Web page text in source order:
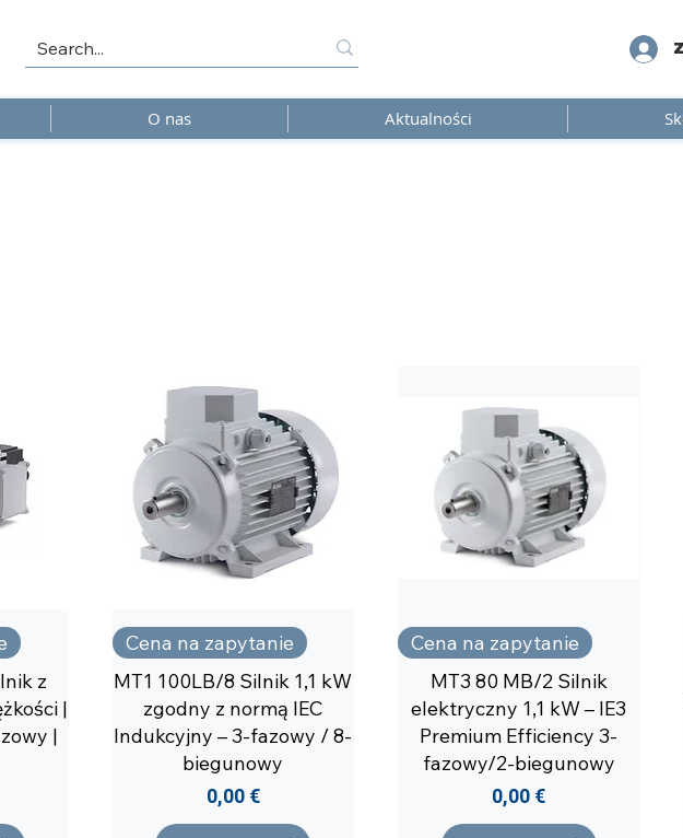
O nas Aktualności
z
|
|
Cena na zapytanie
MT1 100LB/8 Silnik 1,1 kW
zgodny z normą IEC
Indukcyjny – 3-fazowy / 8-
biegunowy
Cena
0,00 €
Cena na zapytanie
MT3 80 MB/2 Silnik
elektryczny 1,1 kW – IE3
Premium Efficiency 3-
fazowy/2-biegunowy
Cena
0,00 €